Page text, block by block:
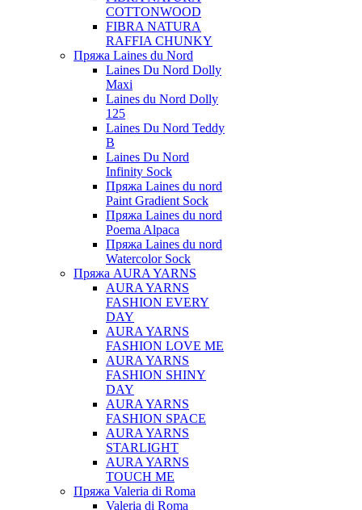
COTTONWOOD
FIBRA NATURA
RAFFIA CHUNKY
Пряжа Laines du Nord
Laines Du Nord Dolly
Maxi
Laines du Nord Dolly
125
Laines Du Nord Teddy
B
Laines Du Nord
Infinity Sock
Пряжа Laines du nord
Paint Gradient Sock
Пряжа Laines du nord
Poema Alpaca
Пряжа Laines du nord
Watercolor Sock
Пряжа AURA YARNS
AURA YARNS
FASHION EVERY
DAY
AURA YARNS
FASHION LOVE ME
AURA YARNS
FASHION SHINY
DAY
AURA YARNS
FASHION SPACE
AURA YARNS
STARLIGHT
AURA YARNS
TOUCH ME
Пряжа Valeria di Roma
Valeria di Roma